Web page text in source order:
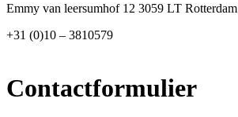
Emmy van leersumhof 12 3059 LT Rotterdam
+31 (0)10 – 3810579
Contactformulier